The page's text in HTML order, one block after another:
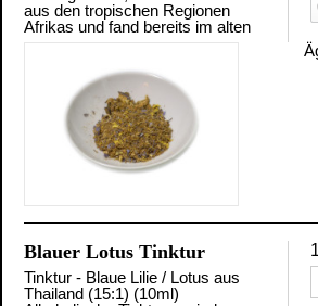
aus den tropischen Regionen
Afrikas und fand bereits im alten
Blauer Lotus Tinktur
Tinktur - Blaue Lilie / Lotus aus
Thailand (15:1) (10ml)